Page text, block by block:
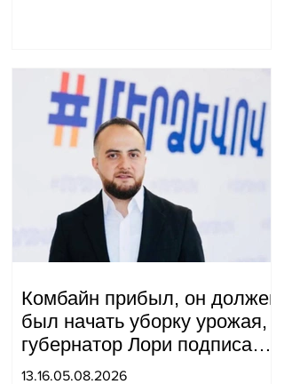
Комбайн прибыл, он должен
был начать уборку урожая,
губернатор Лори подписал
постановление о запрете
13.16.05.08.2026